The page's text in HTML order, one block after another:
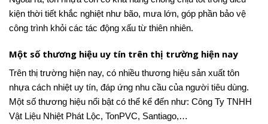
kiện thời tiết khắc nghiệt như bão, mưa lớn, góp phần bảo vệ
công trình khỏi các tác động xấu từ thiên nhiên.
Một số thương hiệu uy tín trên thị trường hiện nay
Trên thị trường hiện nay, có nhiều thương hiệu sản xuất tôn
nhựa cách nhiệt uy tín, đáp ứng nhu cầu của người tiêu dùng.
Một số thương hiệu nổi bật có thể kể đến như: Công Ty TNHH
Vật Liệu Nhiệt Phát Lộc, TonPVC, Santiago,…